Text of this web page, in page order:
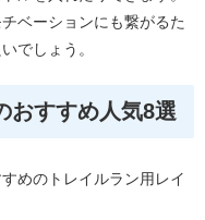
ベーションにも繋がるた
でしょう。
おすすめ人気8選
めのトレイルラン用レイ